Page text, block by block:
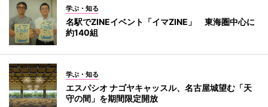
学ぶ・知る
名駅でZINEイベント「イマZINE」 東海圏中心に
約140組
学ぶ・知る
エスパシオ ナゴヤキャッスル、名古屋城望む「天
守の間」を期間限定開放